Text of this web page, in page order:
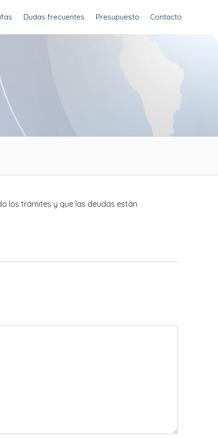
los trámites y que las deudas están
Dudas frecuentes Presupuesto Contacto